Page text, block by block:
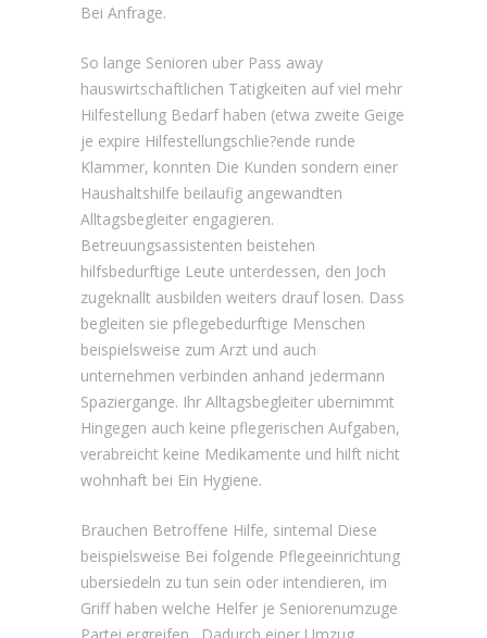
Bei Anfrage.
So lange Senioren uber Pass away
hauswirtschaftlichen Tatigkeiten auf viel mehr
Hilfestellung Bedarf haben (etwa zweite Geige
je expire Hilfestellungschlie?ende runde
Klammer, konnten Die Kunden sondern einer
Haushaltshilfe beilaufig angewandten
Alltagsbegleiter engagieren.
Betreuungsassistenten beistehen
hilfsbedurftige Leute unterdessen, den Joch
zugeknallt ausbilden weiters drauf losen. Dass
begleiten sie pflegebedurftige Menschen
beispielsweise zum Arzt und auch
unternehmen verbinden anhand jedermann
Spaziergange. Ihr Alltagsbegleiter ubernimmt
Hingegen auch keine pflegerischen Aufgaben,
verabreicht keine Medikamente und hilft nicht
wohnhaft bei Ein Hygiene.
Brauchen Betroffene Hilfe, sintemal Diese
beispielsweise Bei folgende Pflegeeinrichtung
ubersiedeln zu tun sein oder intendieren, im
Griff haben welche Helfer je Seniorenumzuge